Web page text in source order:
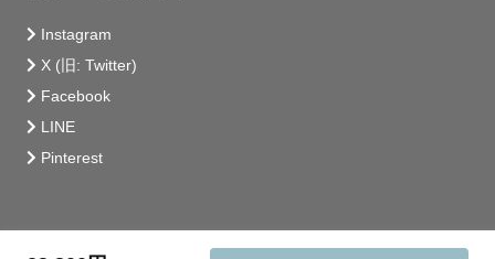
Instagram
X (旧: Twitter)
Facebook
LINE
Pinterest